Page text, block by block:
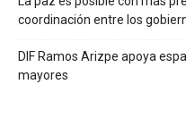
coordinación entre los
DIF Ramos Arizpe apoya
mayores